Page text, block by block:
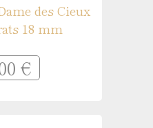
des Cieux
18 mm
€